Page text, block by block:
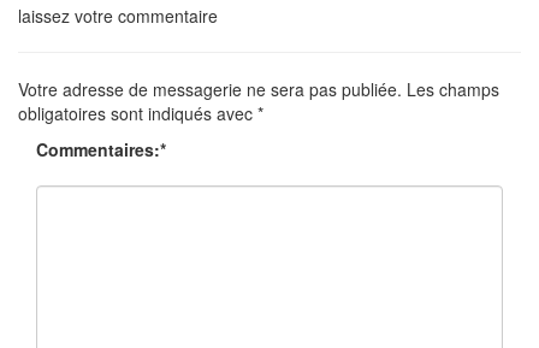
laissez votre commentaire
Votre adresse de messagerie ne sera pas publiée. Les champs
obligatoires sont indiqués avec *
Commentaires:*